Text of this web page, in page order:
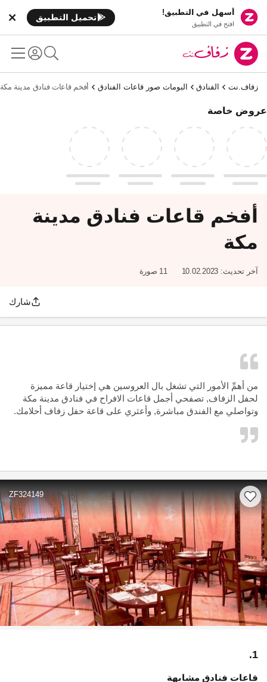
أسهل في التطبيق!
افتح في التطبيق
تحميل التطبيق
زفاف.نت الفنادق البومات صور قاعات الفنادق أفخم قاعات فنادق مدينة مكة
عروض خاصة
أفخم قاعات فنادق مدينة
مكة
آخر تحديث: 11 صورة
شارك
من أهمِّ الأمور التي تشغل بال العروسين هي إختيار قاعة مميزة
لحفل الزفاف, تصفحي أجمل قاعات الافراح في فنادق مدينة مكة
وتواصلي مع الفندق مباشرة, وأعثري على قاعة حفل زفاف أحلامك.
ZF324149
1.
قاعات فنادق مشابهة